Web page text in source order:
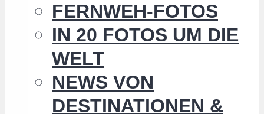
FERNWEH-FOTOS
IN 20 FOTOS UM DIE
WELT
NEWS VON
DESTINATIONEN &